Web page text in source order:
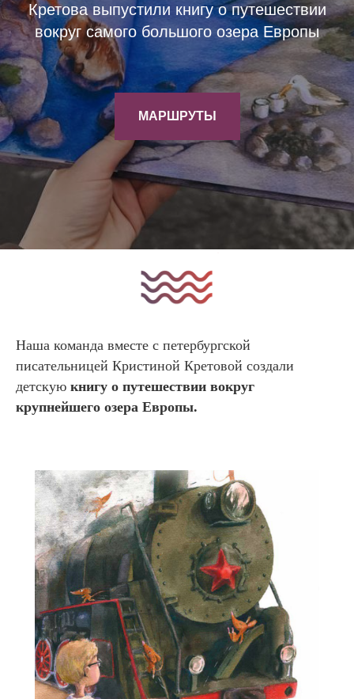
Кретова выпустили книгу о путешествии
вокруг самого большого озера Европы
МАРШРУТЫ
Наша команда вместе с петербургской
писательницей Кристиной Кретовой создали
детскую книгу о путешествии вокруг
крупнейшего озера Европы.